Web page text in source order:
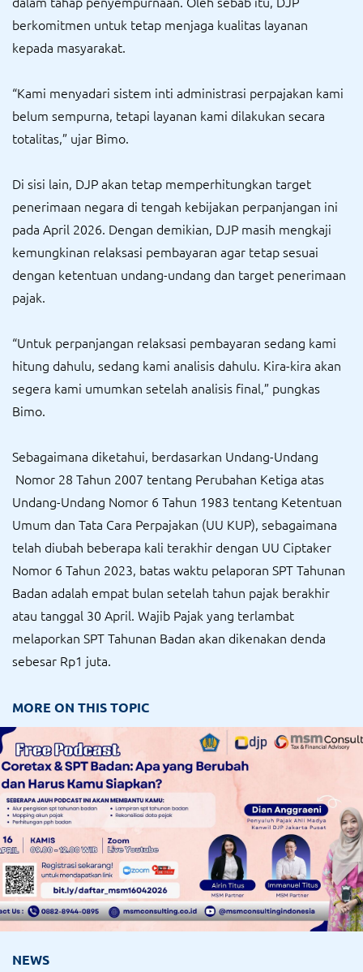
berkomitmen untuk tetap menjaga kualitas layanan
kepada masyarakat.
“Kami menyadari sistem inti administrasi perpajakan kami
belum sempurna, tetapi layanan kami dilakukan secara
totalitas,” ujar Bimo.
Di sisi lain, DJP akan tetap memperhitungkan target
penerimaan negara di tengah kebijakan perpanjangan ini
pada April 2026. Dengan demikian, DJP masih mengkaji
kemungkinan relaksasi pembayaran agar tetap sesuai
dengan ketentuan undang-undang dan target penerimaan
pajak.
“Untuk perpanjangan relaksasi pembayaran sedang kami
hitung dahulu, sedang kami analisis dahulu. Kira-kira akan
segera kami umumkan setelah analisis final,” pungkas
Bimo.
Sebagaimana diketahui, berdasarkan Undang-Undang
Nomor 28 Tahun 2007 tentang Perubahan Ketiga atas
Undang-Undang Nomor 6 Tahun 1983 tentang Ketentuan
Umum dan Tata Cara Perpajakan (UU KUP), sebagaimana
telah diubah beberapa kali terakhir dengan UU Ciptaker
Nomor 6 Tahun 2023, batas waktu pelaporan SPT Tahunan
Badan adalah empat bulan setelah tahun pajak berakhir
atau tanggal 30 April. Wajib Pajak yang terlambat
melaporkan SPT Tahunan Badan akan dikenakan denda
sebesar Rp1 juta.
MORE ON THIS TOPIC
NEWS